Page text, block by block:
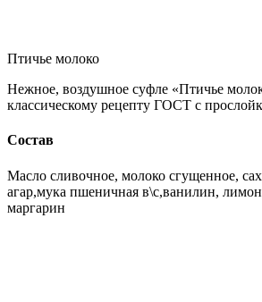
Птичье молоко
Нежное, воздушное суфле «Птичье
классическому рецепту ГОСТ с
Состав
Масло сливочное, молоко сгущенное,
агар,мука пшеничная в\с,ванилин,
маргарин